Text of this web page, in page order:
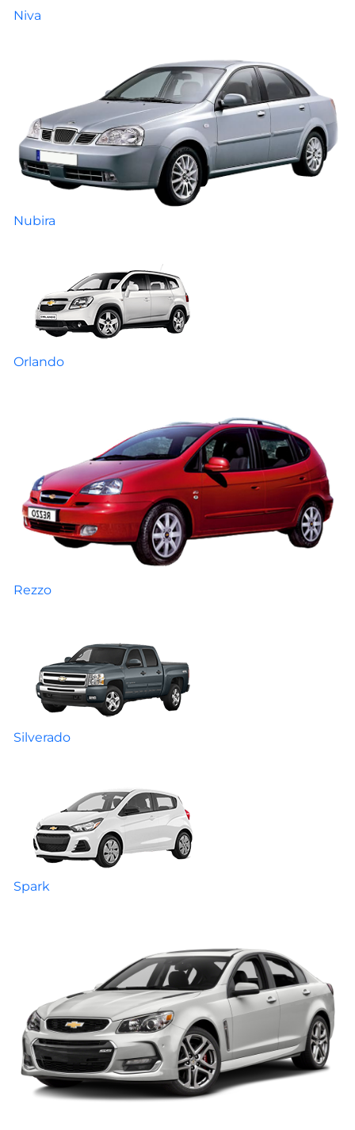
Niva
Nubira
Orlando
Rezzo
Silverado
Spark